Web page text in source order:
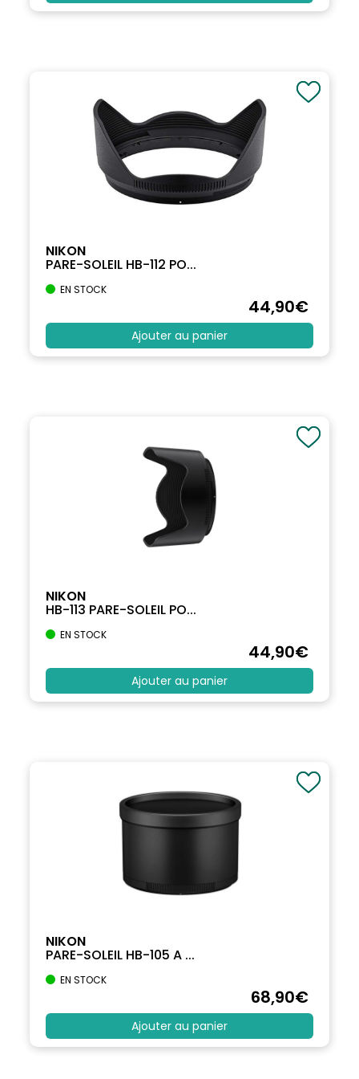
NIKON
PARE-SOLEIL HB-112 PO...
EN STOCK
44,90€
Ajouter au panier
NIKON
HB-113 PARE-SOLEIL PO...
EN STOCK
44,90€
Ajouter au panier
NIKON
PARE-SOLEIL HB-105 A ...
EN STOCK
68,90€
Ajouter au panier